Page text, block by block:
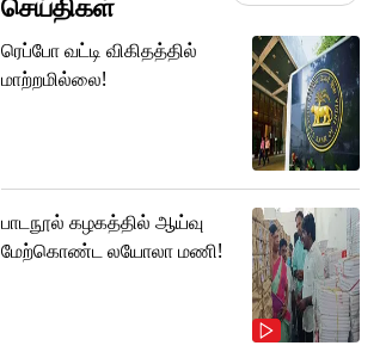
ரெப்போ வட்டி விகிதத்தில்
மாற்றமில்லை!
பாடநூல் கழகத்தில் ஆய்வு
மேற்கொண்ட லயோலா மணி!